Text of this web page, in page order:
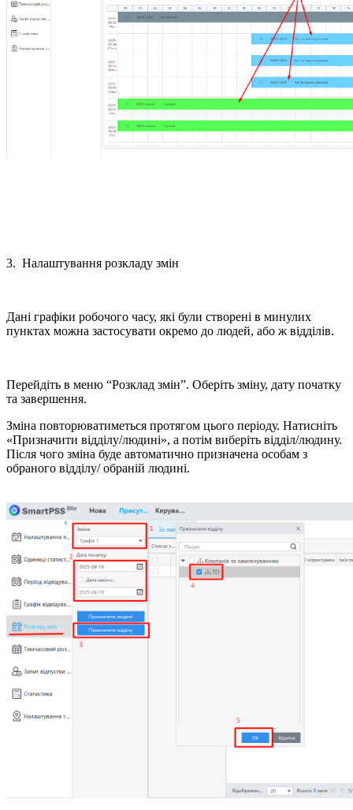
3. Налаштування розкладу змін
Дані графіки робочого часу, які були створені в минулих
пунктах можна застосувати окремо до людей, або ж відділів.
Перейдіть в меню “Розклад змін”. Оберіть зміну, дату початку
та завершення.
Зміна повторюватиметься протягом цього періоду. Натисніть
«Призначити відділу/людині», а потім виберіть відділ/людину.
Після чого зміна буде автоматично призначена особам з
обраного відділу/ обраній людині.